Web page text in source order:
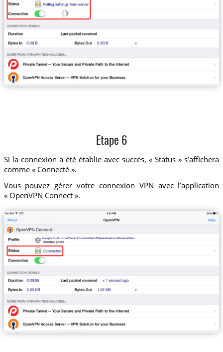
Etape 6
Si la connexion a été établie avec succès, « Status » s’affichera
comme « Connecté ».
Vous pouvez gérer votre connexion VPN avec l’application
« OpenVPN Connect ».
us-apv.trust.zone/Trust.Zone-United-States-Amazon-Prime-Video